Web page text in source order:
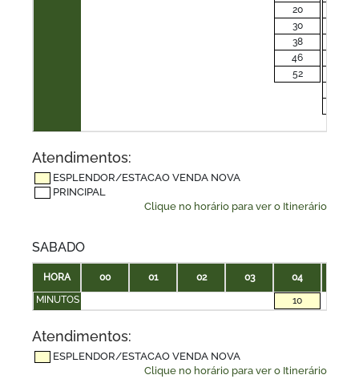
20
30
38
46
52
Atendimentos:
ESPLENDOR/ESTACAO VENDA NOVA
PRINCIPAL
Clique no horário para ver o Itinerário
SABADO
HORA 00 01 02 03 04
MINUTOS
10
Atendimentos:
ESPLENDOR/ESTACAO VENDA NOVA
Clique no horário para ver o Itinerário